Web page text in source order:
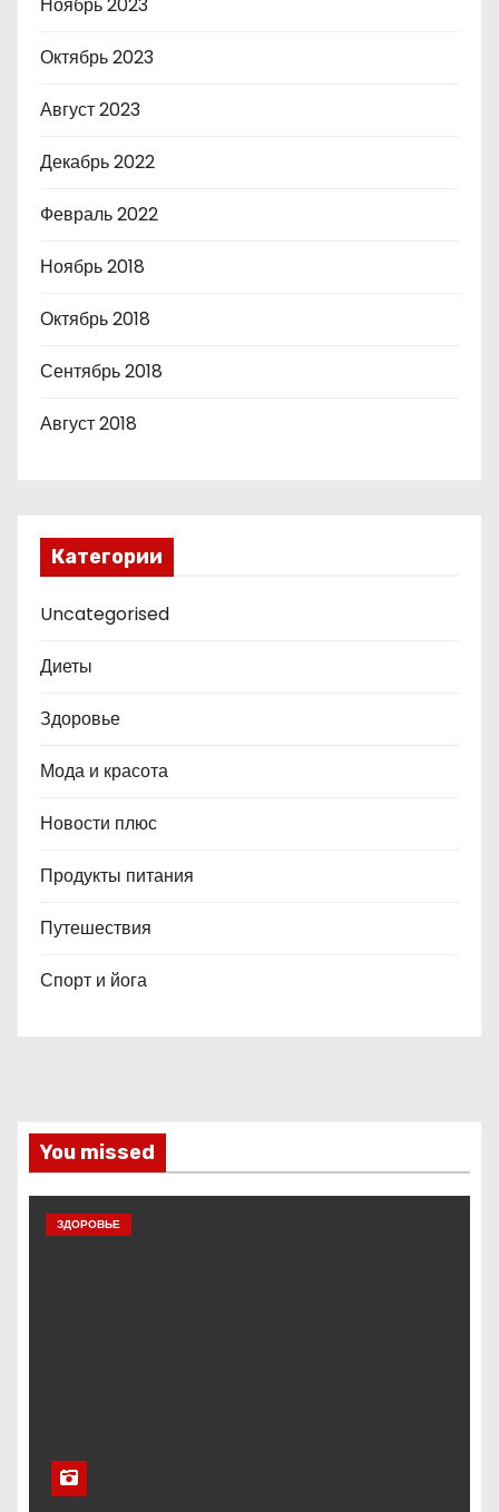
Октябрь 2023
Август 2023
Декабрь 2022
Февраль 2022
Ноябрь 2018
Октябрь 2018
Сентябрь 2018
Август 2018
Категории
Uncategorised
Диеты
Здоровье
Мода и красота
Новости плюс
Продукты питания
Путешествия
Спорт и йога
You missed
ЗДОРОВЬЕ